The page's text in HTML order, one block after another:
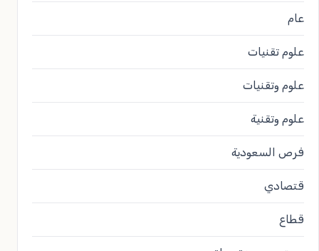
عام
علوم تقنيات
علوم وتقنيات
علوم وتقنية
فرص السعودية
قتصادي
قطاع